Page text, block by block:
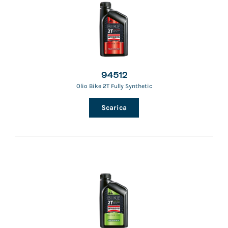
94512
Olio Bike 2T Fully Synthetic
Scarica